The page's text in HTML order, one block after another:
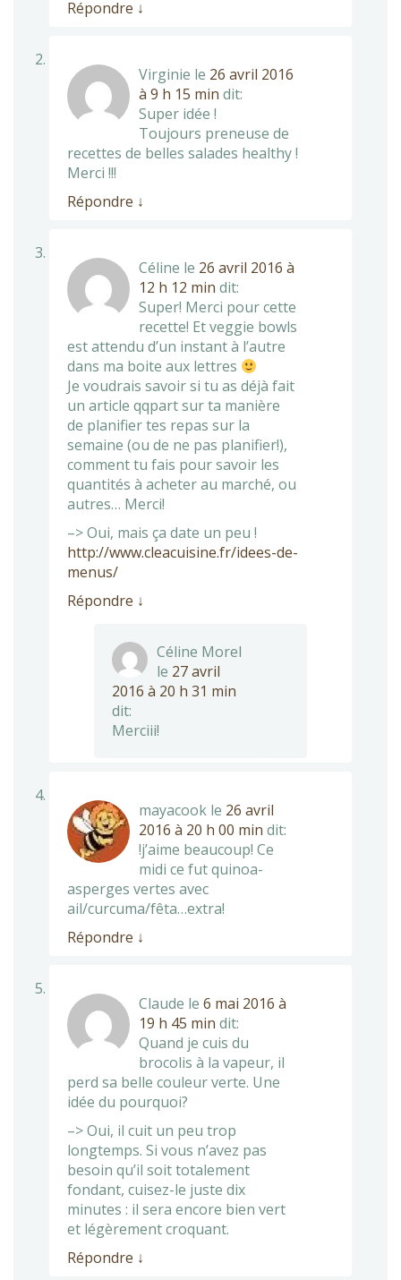
Répondre ↓
Virginie le 26 avril 2016
à 9 h 15 min dit:
Super idée !
Toujours preneuse de
recettes de belles salades healthy !
Merci !!!
Répondre ↓
Céline le 26 avril 2016 à
12 h 12 min dit:
Super! Merci pour cette
recette! Et veggie bowls
est attendu d’un instant à l’autre
dans ma boite aux lettres
Je voudrais savoir si tu as déjà fait
un article qqpart sur ta manière
de planifier tes repas sur la
semaine (ou de ne pas planifier!),
comment tu fais pour savoir les
quantités à acheter au marché, ou
autres… Merci!
–> Oui, mais ça date un peu !
http://www.cleacuisine.fr/idees-de-
menus/
Répondre ↓
Céline Morel
le 27 avril
2016 à 20 h 31 min
dit:
Merciii!
mayacook le 26 avril
2016 à 20 h 00 min dit:
!j’aime beaucoup! Ce
midi ce fut quinoa-
asperges vertes avec
ail/curcuma/fêta…extra!
Répondre ↓
Claude le 6 mai 2016 à
19 h 45 min dit:
Quand je cuis du
brocolis à la vapeur, il
perd sa belle couleur verte. Une
idée du pourquoi?
–> Oui, il cuit un peu trop
longtemps. Si vous n’avez pas
besoin qu’il soit totalement
fondant, cuisez-le juste dix
minutes : il sera encore bien vert
et légèrement croquant.
Répondre ↓